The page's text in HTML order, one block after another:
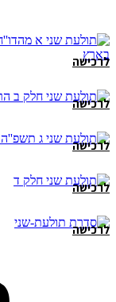
לרכישה
לרכישה
לרכישה
לרכישה
לרכישה